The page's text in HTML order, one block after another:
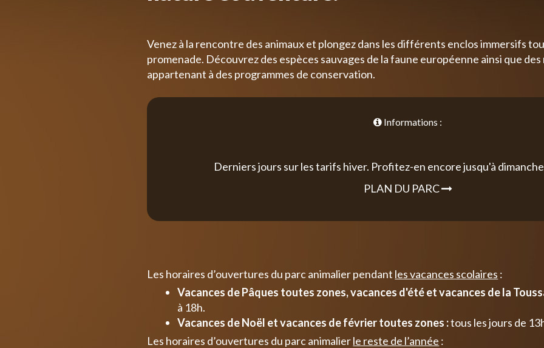
Venez à la rencontre des animaux et plongez dans les différents enclos immersifs
promenade. Découvrez des espèces sauvages de la faune européenne ainsi que
appartenant à des programmes de conservation.
Informations :
Derniers jours sur les tarifs hiver. Profitez-en encore jusqu'à
PLAN DU PARC
Les horaires d’ouvertures du parc animalier pendant les vacances scolaires :
Vacances de Pâques toutes zones, vacances d'été et vacances de la
à 18h.
Vacances de Noël et vacances de février toutes zones :tous les jours de
Les horaires d’ouvertures du parc animalierle reste de l’année :